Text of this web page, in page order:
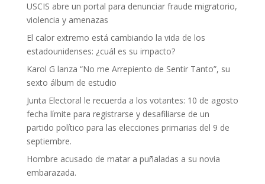
USCIS abre un portal para denunciar fraude migratorio,
violencia y amenazas
El calor extremo está cambiando la vida de los
estadounidenses: ¿cuál es su impacto?
Karol G lanza “No me Arrepiento de Sentir Tanto”, su
sexto álbum de estudio
Junta Electoral le recuerda a los votantes: 10 de agosto
fecha límite para registrarse y desafiliarse de un
partido político para las elecciones primarias del 9 de
septiembre.
Hombre acusado de matar a puñaladas a su novia
embarazada.